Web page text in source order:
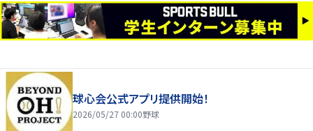
球心会公式アプリ提供開始！
2026/05/27 00:00野球